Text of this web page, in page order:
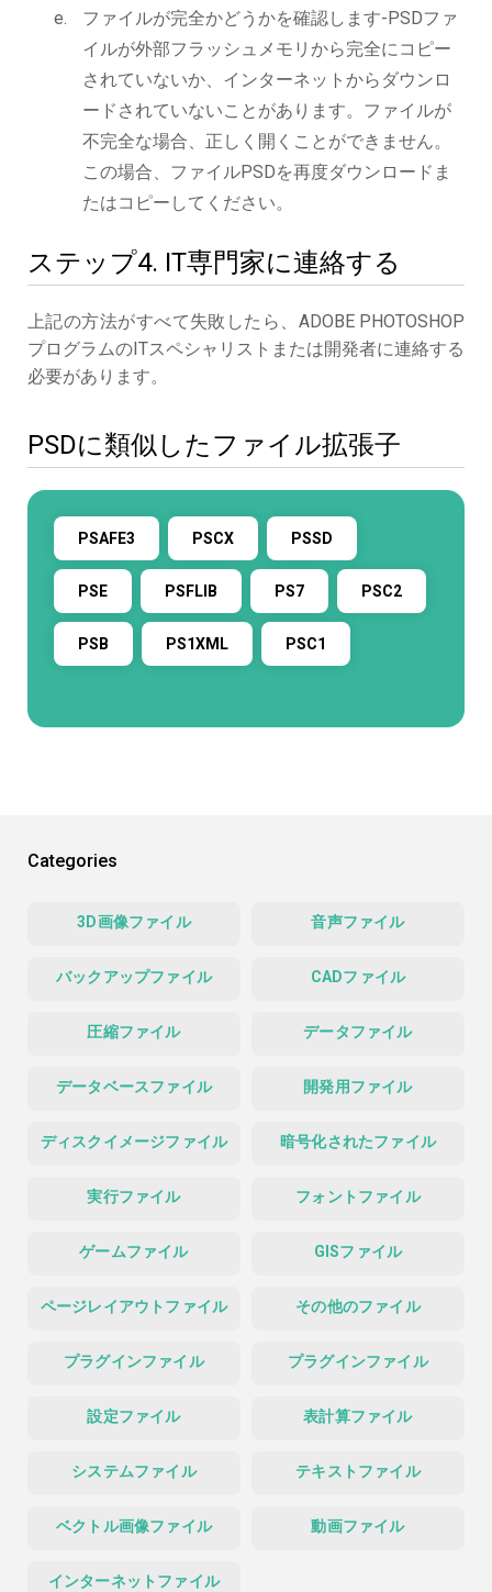
ファイルが完全かどうかを確認します-PSDファ
イルが外部フラッシュメモリから完全にコピー
されていないか、インターネットからダウンロ
ードされていないことがあります。ファイルが
不完全な場合、正しく開くことができません。
この場合、ファイルPSDを再度ダウンロードま
たはコピーしてください。
ステップ4. IT専門家に連絡する
上記の方法がすべて失敗したら、ADOBE PHOTOSHOP
プログラムのITスペシャリストまたは開発者に連絡する
必要があります。
PSDに類似したファイル拡張子
PSAFE3 PSCX PSSD
PSE PSFLIB PS7 PSC2
PSB PS1XML PSC1
Categories
3D画像ファイル 音声ファイル
バックアップファイル CADファイル
圧縮ファイル データファイル
データベースファイル 開発用ファイル
ディスクイメージファイル 暗号化されたファイル
実行ファイル フォントファイル
ゲームファイル GISファイル
ページレイアウトファイル その他のファイル
プラグインファイル プラグインファイル
設定ファイル 表計算ファイル
システムファイル テキストファイル
ベクトル画像ファイル 動画ファイル
インターネットファイル